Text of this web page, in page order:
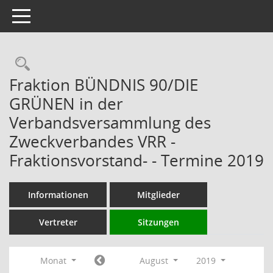
Toggle navigation
Rechercheauswahl
Fraktion BÜNDNIS 90/DIE
GRÜNEN in der
Verbandsversammlung des
Zweckverbandes VRR -
Fraktionsvorstand- - Termine 2019
Informationen Mitglieder
Vertreter Sitzungen
Monat August
2019